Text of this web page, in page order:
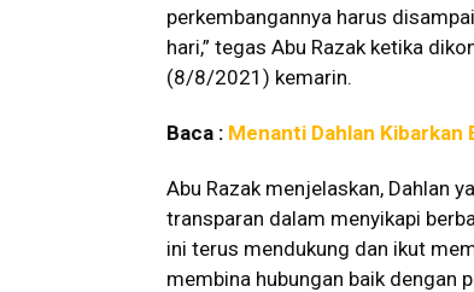
perkembangannya harus
hari,” tegas Abu Razak ketika
(8/8/2021) kemarin.
Baca : Menanti Dahlan Kibarkan
Abu Razak menjelaskan, Dahlan
transparan dalam menyikapi
ini terus mendukung dan ikut
membina hubungan baik dengan